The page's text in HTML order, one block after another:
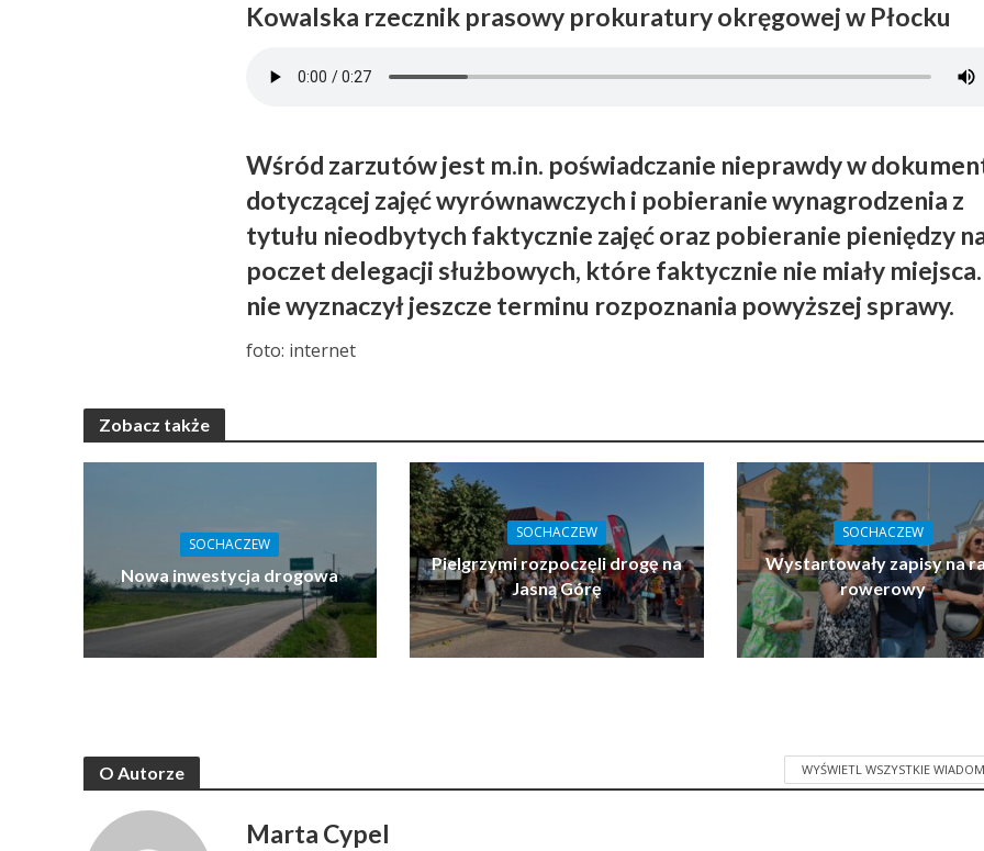
Kowalska rzecznik prasowy prokuratury okręgowej w Płocku
Wśród zarzutów jest m.in. poświadczanie nieprawdy w
dotyczącej zajęć wyrównawczych i pobieranie wynagrodzenia z
tytułu nieodbytych faktycznie zajęć oraz pobieranie pieniędzy
poczet delegacji służbowych, które faktycznie nie miały miejsca.
nie wyznaczył jeszcze terminu rozpoznania powyższej sprawy.
foto: internet
Zobacz także
SOCHACZEW
Nowa inwestycja drogowa
SOCHACZEW
Pielgrzymi rozpoczęli drogę na
Jasną Górę
SOCHACZEW
Wystartowały zapisy na
rowerowy
O Autorze WYŚWIETL WSZYSTKIE
Marta Cypel